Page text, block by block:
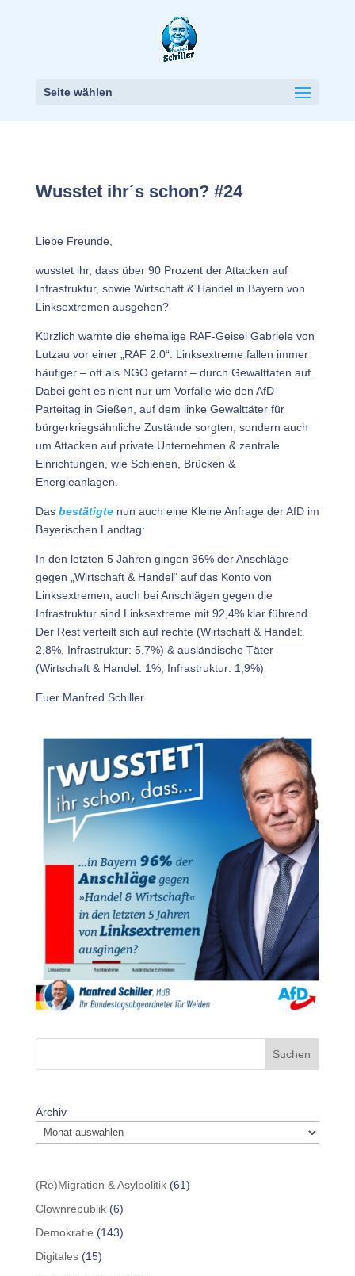
Seite wählen
Wusstet ihr´s schon? #24
Liebe Freunde,
wusstet ihr, dass über 90 Prozent der Attacken auf
Infrastruktur, sowie Wirtschaft & Handel in Bayern von
Linksextremen ausgehen?
Kürzlich warnte die ehemalige RAF-Geisel Gabriele von
Lutzau vor einer „RAF 2.0“. Linksextreme fallen immer
häufiger – oft als NGO getarnt – durch Gewalttaten auf.
Dabei geht es nicht nur um Vorfälle wie den AfD-
Parteitag in Gießen, auf dem linke Gewalttäter für
bürgerkriegsähnliche Zustände sorgten, sondern auch
um Attacken auf private Unternehmen & zentrale
Einrichtungen, wie Schienen, Brücken &
Energieanlagen.
Das bestätigtenun auch eine Kleine Anfrage der AfD im
Bayerischen Landtag:
In den letzten 5 Jahren gingen 96% der Anschläge
gegen „Wirtschaft & Handel“ auf das Konto von
Linksextremen, auch bei Anschlägen gegen die
Infrastruktur sind Linksextreme mit 92,4% klar führend.
Der Rest verteilt sich auf rechte (Wirtschaft & Handel:
2,8%, Infrastruktur: 5,7%) & ausländische Täter
(Wirtschaft & Handel: 1%, Infrastruktur: 1,9%)
Euer Manfred Schiller
Suchen
Archiv
(Re)Migration & Asylpolitik(61)
Clownrepublik(6)
Demokratie (143)
Digitales(15)